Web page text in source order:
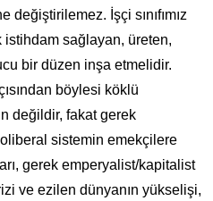
İşçi sınıfımız
sağlayan, üreten,
bir düzen inşa etmelidir.
böylesi köklü
değildir, fakat gerek
sistemin emekçilere
gerek emperyalist/kapitalist
ve ezilen dünyanın yükselişi,